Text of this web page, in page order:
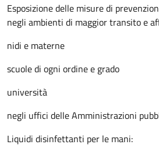
Esposizione delle misure di
negli ambienti di maggior transito e
nidi e materne
scuole di ogni ordine e grado
università
negli uffici delle Amministrazioni
Liquidi disinfettanti per le mani: